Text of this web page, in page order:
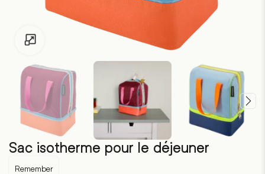
Pour les enfants de moins de 18 ans, cliquez sur le lien suivant
Sac isotherme pour le déjeuner
Remember